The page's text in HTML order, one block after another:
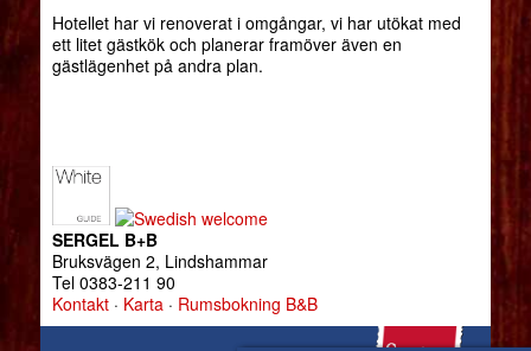
Hotellet har vi renoverat i omgångar, vi har utökat med
ett litet gästkök och planerar framöver även en
gästlägenhet på andra plan.
SERGEL B+B
Bruksvägen 2, Lindshammar
Tel 0383-211 90
Kontakt· Karta· Rumsbokning B&B